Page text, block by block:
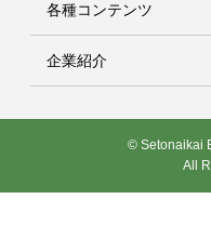
各種コンテンツ
企業紹介
© Setonaikai
All